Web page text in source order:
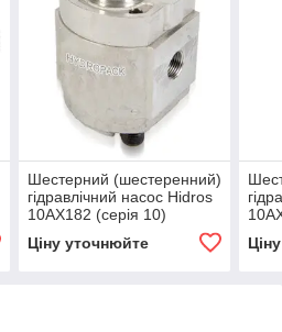
Шестерний (шестеренний)
гідравлічний насос Hidros
10АХ182 (серія 10)
Ціну уточнюйте